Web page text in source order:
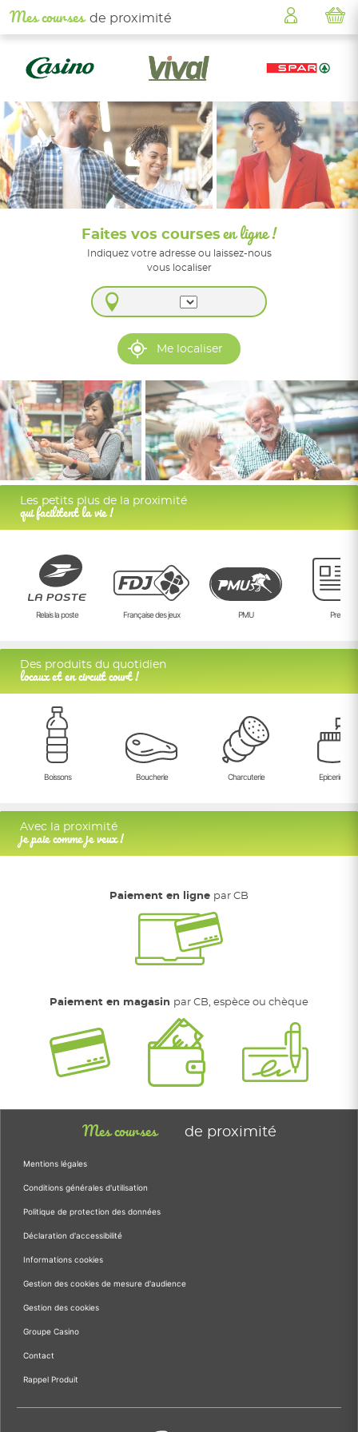
Mes courses de proximité
Faites vos courses en ligne !
Indiquez votre adresse ou laissez-nous
vous localiser
Me localiser
Les petits plus de la proximité
qui facilitent la vie !
Relais la poste Française des jeux PMU Presse
Des produits du quotidien
locaux et en circuit court !
Boissons Boucherie Charcuterie Epicerie
Avec la proximité
je paie comme je veux !
Paiement en ligne par CB
Paiement en magasin par CB, espèce ou chèque
Mes courses de proximité
Mentions légales
Conditions générales d'utilisation
Politique de protection des données
Déclaration d'accessibilité
Informations cookies
Gestion des cookies de mesure d'audience
Gestion des cookies
Groupe Casino
Contact
Rappel Produit